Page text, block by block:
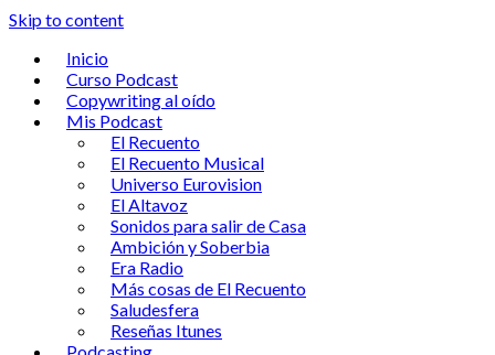
Skip to content
Inicio
Curso Podcast
Copywriting al oído
Mis Podcast
El Recuento
El Recuento Musical
Universo Eurovision
El Altavoz
Sonidos para salir de Casa
Ambición y Soberbia
Era Radio
Más cosas de El Recuento
Saludesfera
Reseñas Itunes